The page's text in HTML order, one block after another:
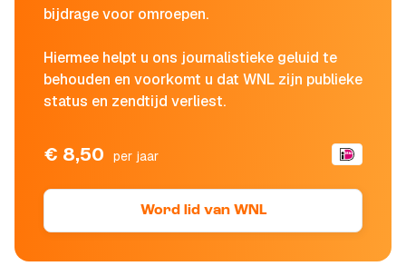
bijdrage voor omroepen.
Hiermee helpt u ons journalistieke geluid te
behouden en voorkomt u dat WNL zijn publieke
status en zendtijd verliest.
€ 8,50 per jaar
Word lid van WNL